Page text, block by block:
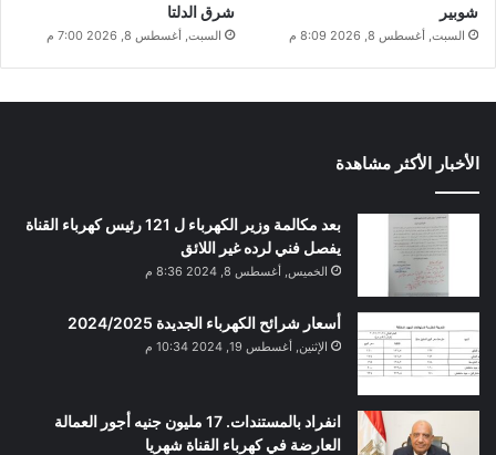
شوبير
السبت, أغسطس 8, 2026 8:09 م
شرق الدلتا
السبت, أغسطس 8, 2026 7:00 م
الأخبار الأكثر مشاهدة
بعد مكالمة وزير الكهرباء ل 121 رئيس كهرباء القناة
يفصل فني لرده غير اللائق
الخميس, أغسطس 8, 2024 8:36 م
أسعار شرائح الكهرباء الجديدة 2024/2025
الإثنين, أغسطس 19, 2024 10:34 م
انفراد بالمستندات. 17 مليون جنيه أجور العمالة
العارضة في كهرباء القناة شهريا